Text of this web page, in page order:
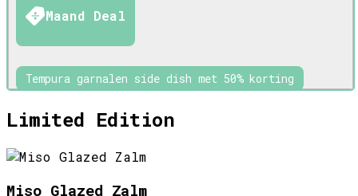
Maand Deal
Tempura garnalen side dish met 50% korting
Limited Edition
Miso Glazed Zalm